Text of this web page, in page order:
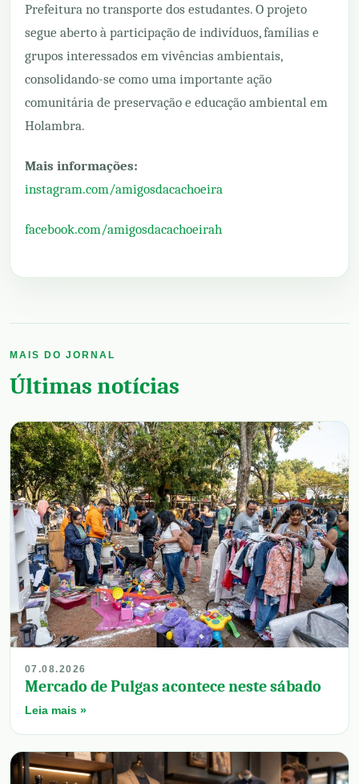
Prefeitura no transporte dos estudantes. O projeto
segue aberto à participação de indivíduos, famílias e
grupos interessados em vivências ambientais,
consolidando-se como uma importante ação
comunitária de preservação e educação ambiental em
Holambra.
Mais informações:
instagram.com/amigosdacachoeira
facebook.com/amigosdacachoeirah
MAIS DO JORNAL
Últimas notícias
07.08.2026
Mercado de Pulgas acontece neste sábado
Leia mais »